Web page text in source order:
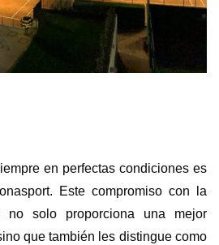
en perfectas condiciones es
Este compromiso con la
solo proporciona una mejor
que también les distingue como